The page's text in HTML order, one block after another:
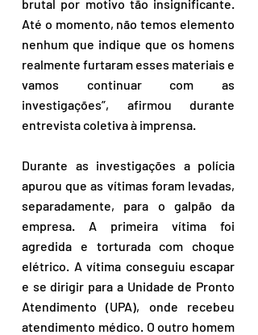
brutal por motivo tão insignificante.
Até o momento, não temos elemento
nenhum que indique que os homens
realmente furtaram esses materiais e
vamos continuar com as
investigações”, afirmou durante
entrevista coletiva à imprensa.
Durante as investigações a polícia
apurou que as vítimas foram levadas,
separadamente, para o galpão da
empresa. A primeira vítima foi
agredida e torturada com choque
elétrico. A vítima conseguiu escapar
e se dirigir para a Unidade de Pronto
Atendimento (UPA), onde recebeu
atendimento médico. O outro homem